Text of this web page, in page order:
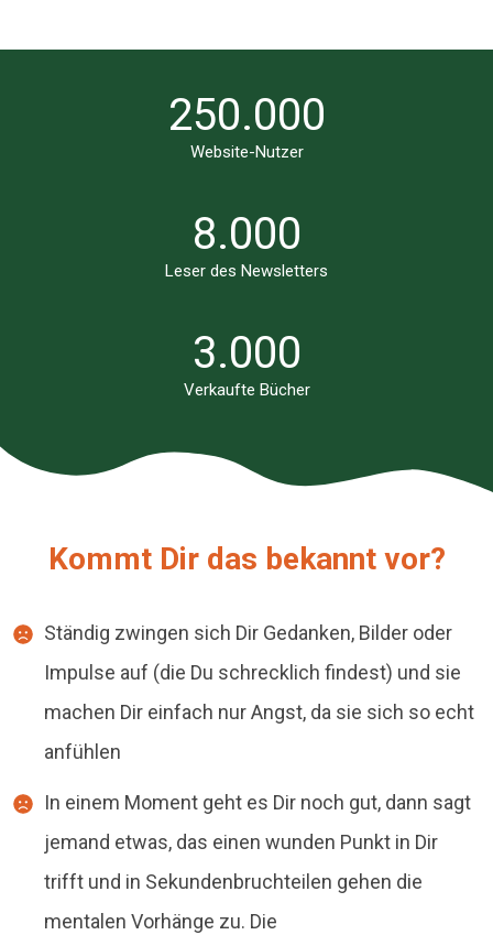
250.000
Website-Nutzer
8.000
Leser des Newsletters
3.000
Verkaufte Bücher
Kommt Dir das bekannt vor?
Ständig zwingen sich Dir Gedanken, Bilder oder
Impulse auf (die Du schrecklich findest) und sie
machen Dir einfach nur Angst, da sie sich so echt
anfühlen
In einem Moment geht es Dir noch gut, dann sagt
jemand etwas, das einen wunden Punkt in Dir
trifft und in Sekundenbruchteilen gehen die
mentalen Vorhänge zu. Die